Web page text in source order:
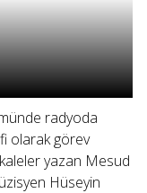
radyoda
olarak görev
yazan Mesud
Hüseyin